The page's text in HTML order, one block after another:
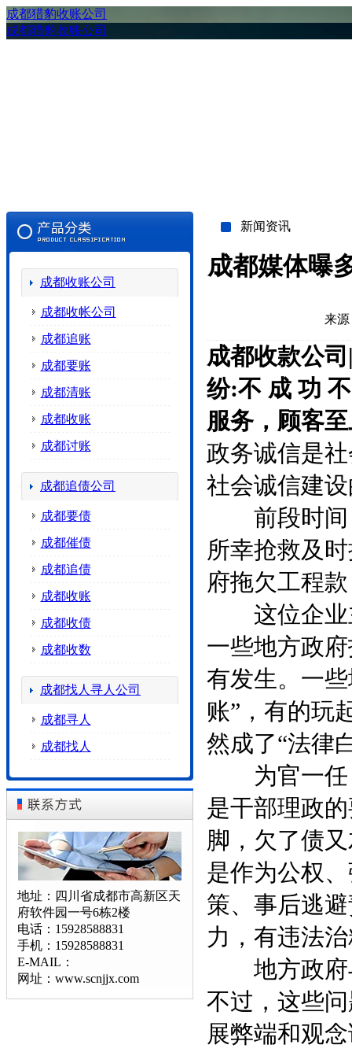
成都猎豹收账公司
成都猎豹收账公司
成都收账公司
成都收帐公司
成都追账
成都要账
成都清账
成都收账
成都讨账
成都追债公司
成都要债
成都催债
成都追债
成都收账
成都收债
成都收数
成都找人寻人公司
成都寻人
成都找人
地址：四川省成都市高新区天
府软件园一号6栋2楼
电话：15928588831
手机：15928588831
E-MAIL：
网址：www.scnjjx.com
新闻资讯
成都媒体曝
来源
成都收款公司
纷:不 成 功
服务，顾客
政务诚信是
社会诚信建
前段时间
所幸抢救及
府拖欠工程
这位企业
一些地方政
有发生。一
账”，有的玩
然成了“法律
为官一任
是干部理政
脚，欠了债
是作为公权
策、事后逃
力，有违法
地方政府
不过，这些
展弊端和观